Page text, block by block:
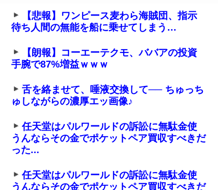
【悲報】ワンピース麦わら海賊団、指示
待ち人間の無能を船に乗せてしまう…
【朗報】コーエーテクモ、ババアの投資
手腕で87%増益ｗｗｗ
舌を絡ませて、唾液交換して── ちゅっち
ゅしながらの濃厚エッ画像♪
任天堂はパルワールドの訴訟に無駄金使
うんならその金でポケットペア買収すべきだ
った...
任天堂はパルワールドの訴訟に無駄金使
うんならその金でポケットペア買収すべきだ